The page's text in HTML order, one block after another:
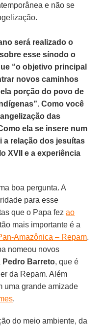
e não se
será realizado o
esse sínodo o
“o objetivo principal
novos caminhos
porção do povo de
Como você
das
ela se insere num
a relação dos jesuítas
XVII e a experiência
boa pergunta. A
para esse
que o Papa fezao
mais importante é a
Amazônica – Repam.
nomeou novos
Pedro Barreto, que é
da Repam. Além
uma grande amizade
.
do meio ambiente, da